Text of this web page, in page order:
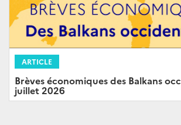
ARTICLE
Brèves économiques des Balkans
juillet 2026